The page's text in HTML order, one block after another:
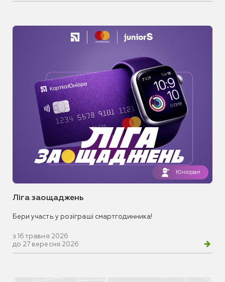
Юніорам
Ліга заощаджень
Бери участь у розіграші смартгодинника!
з 16 травня 2026
до 27 вересня 2026